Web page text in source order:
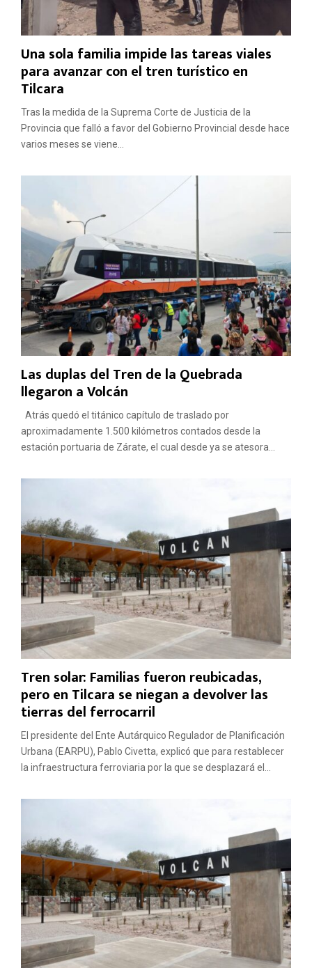
Una sola familia impide las tareas viales
para avanzar con el tren turístico en
Tilcara
Tras la medida de la Suprema Corte de Justicia de la
Provincia que falló a favor del Gobierno Provincial desde hace
varios meses se viene...
Las duplas del Tren de la Quebrada
llegaron a Volcán
Atrás quedó el titánico capítulo de traslado por
aproximadamente 1.500 kilómetros contados desde la
estación portuaria de Zárate, el cual desde ya se atesora...
Tren solar: Familias fueron reubicadas,
pero en Tilcara se niegan a devolver las
tierras del ferrocarril
El presidente del Ente Autárquico Regulador de Planificación
Urbana (EARPU), Pablo Civetta, explicó que para restablecer
la infraestructura ferroviaria por la que se desplazará el...